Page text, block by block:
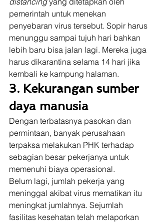
pemerintah untuk menekan
penyebaran virus tersebut. Sopir harus
menunggu sampai tujuh hari bahkan
lebih baru bisa jalan lagi. Mereka juga
harus dikarantina selama 14 hari jika
kembali ke kampung halaman.
3. Kekurangan sumber
daya manusia
Dengan terbatasnya pasokan dan
permintaan, banyak perusahaan
terpaksa melakukan PHK terhadap
sebagian besar pekerjanya untuk
memenuhi biaya operasional.
Belum lagi, jumlah pekerja yang
meninggal akibat virus mematikan itu
meningkat jumlahnya. Sejumlah
fasilitas kesehatan telah melaporkan